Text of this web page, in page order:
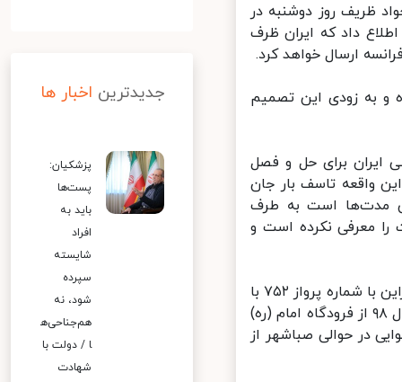
ظریف روز دوشنبه در
داد که ایران ظرف
ارسال خواهد کرد.
به زودی این تصمیم
ایران برای حل و فصل
واقعه تاسف بار جان
مدت‌ها است به طرف
معرفی نکرده است و
یک فروند هواپیمای بوئینگ ۷۳۷ متعلق به شرکت هواپیمایی بین‌المللی اوکراین با شماره پرواز ۷۵۲ با
۱۶۷ مسافر و ۹ خدمه پرواز، ساعت ۶ و ۱۲ دقیقه صبح چهارشنبه ۱۸ دی‌ماه سال ۹۸ از فرودگاه امام (ره)
هوایی در حوالی صباشهر از
جدیدترین اخبار ها
پزشکیان:
پست‌ها
باید به
افراد
شایسته
سپرده
شود، نه
هم‌جناحی‌ه
ا / دولت با
شهادت